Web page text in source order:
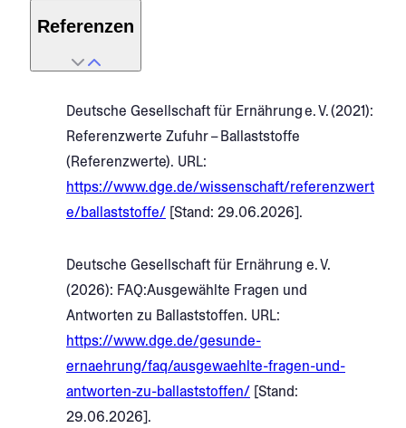
Referenzen
Deutsche Gesellschaft für Ernährung e. V. (2021):
Referenzwerte Zufuhr – Ballaststoffe
(Referenzwerte). URL:
https://www.dge.de/wissenschaft/referenzwert
e/ballaststoffe/ [Stand: 29.06.2026].
Deutsche Gesellschaft für Ernährung e. V.
(2026): FAQ:Ausgewählte Fragen und
Antworten zu Ballaststoffen. URL:
https://www.dge.de/gesunde-
ernaehrung/faq/ausgewaehlte-fragen-und-
antworten-zu-ballaststoffen/ [Stand:
29.06.2026].